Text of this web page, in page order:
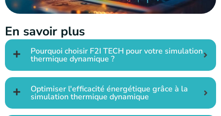
En savoir plus
Pourquoi choisir F2I TECH pour votre simulation
thermique dynamique ?
Optimiser l'efficacité énergétique grâce à la
simulation thermique dynamique